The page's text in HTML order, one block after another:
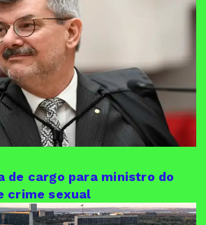
de cargo para ministro do
crime sexual